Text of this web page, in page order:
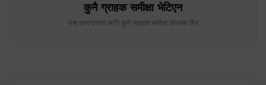
कुनै ग्राहक समीक्षा भेटिएन
यस उत्पादनको लागि कुनै ग्राहक समीक्षा उपलब्ध छैन